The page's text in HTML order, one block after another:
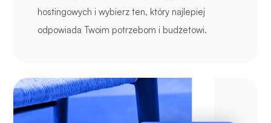
hostingowych i wybierz ten, który najlepiej
odpowiada Twoim potrzebom i budżetowi.